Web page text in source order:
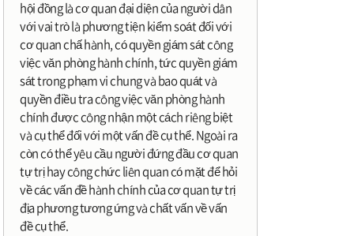
hội đồng là cơ quan đại diện của người dân
với vai trò là phương tiện kiểm soát đối với
cơ quan chấ hành, có quyền giám sát công
việc văn phòng hành chính, tức quyền giám
sát trong phạm vi chung và bao quát và
quyền điều tra công việc văn phòng hành
chính được công nhận một cách riêng biệt
và cụ thể đối với một vấn đề cụ thể. Ngoài ra
còn có thể yêu cầu người đứng đầu cơ quan
tự trị hay công chức liên quan có mặt để hỏi
về các vấn đề hành chính của cơ quan tự trị
địa phương tương ứng và chất vấn về vấn
đề cụ thể.